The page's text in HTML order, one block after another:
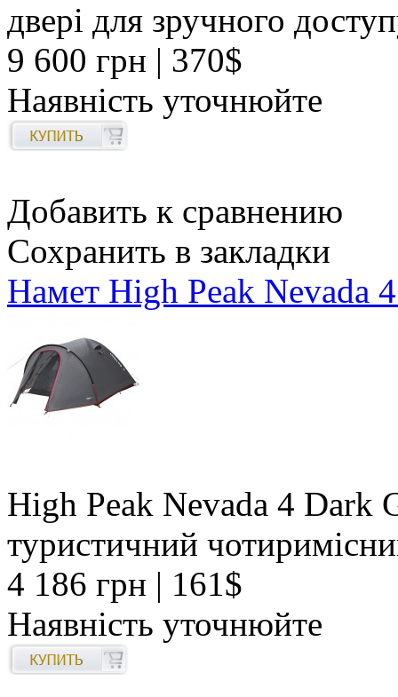
двері для зручного
9 600 грн | 370$
Наявність уточнюйте
Добавить к сравнению
Сохранить в закладки
Намет High Peak Nevada
High Peak Nevada 4 Dark
туристичний
4 186 грн | 161$
Наявність уточнюйте